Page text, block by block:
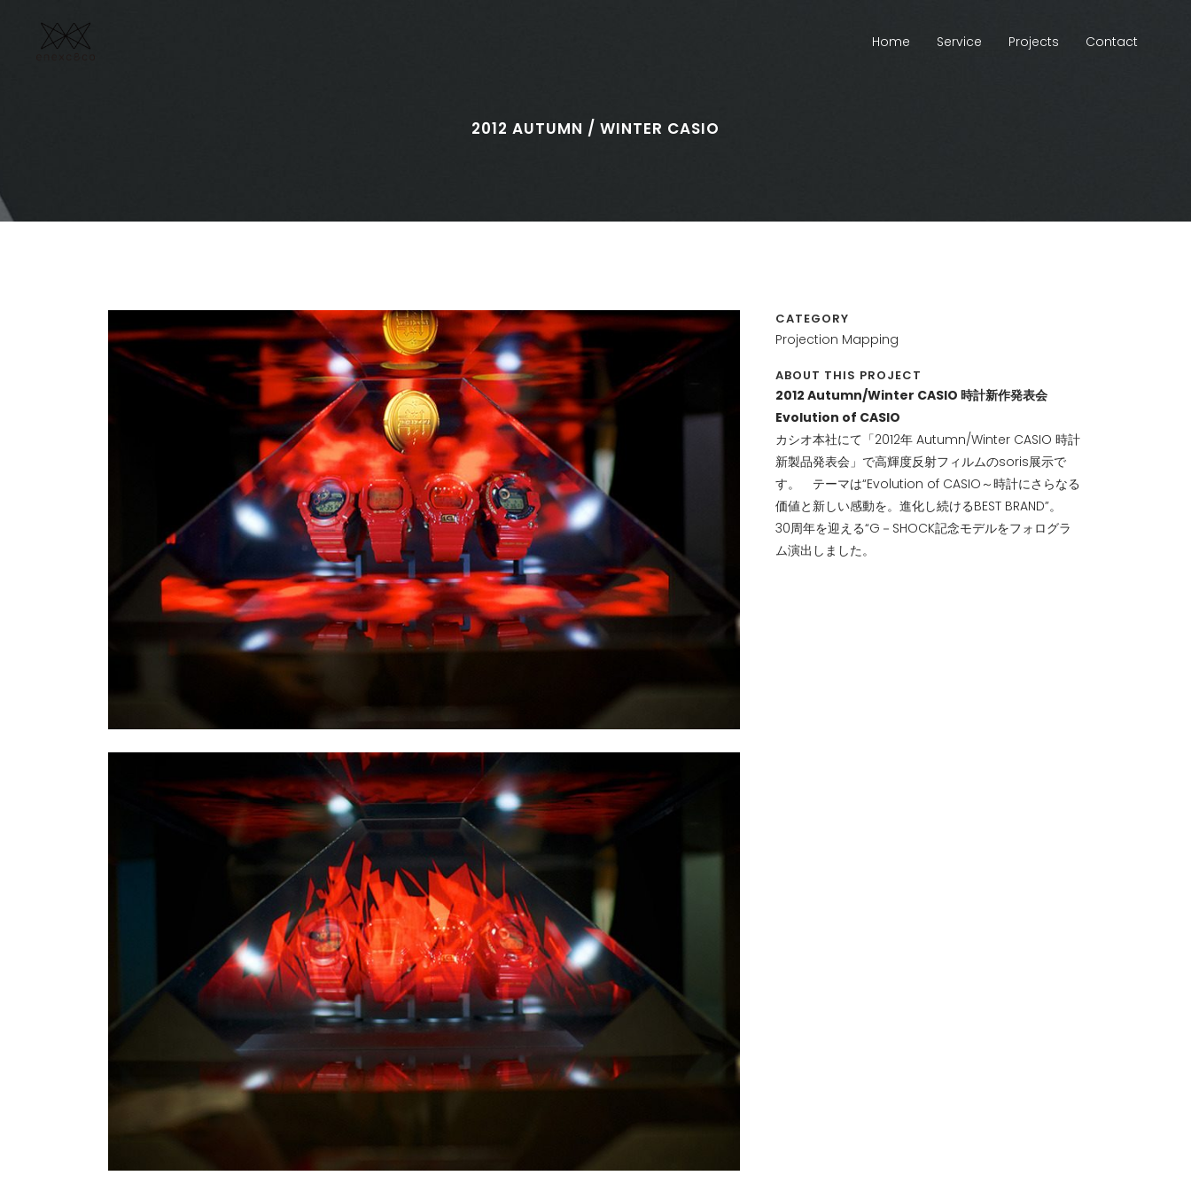
Home Service Projects Contact
2012 AUTUMN / WINTER CASIO
CATEGORY
Projection Mapping
ABOUT THIS PROJECT
2012 Autumn/Winter CASIO 時計新作発表会
Evolution of CASIO
カシオ本社にて「2012年 Autumn/Winter CASIO 時計
新製品発表会」で高輝度反射フィルムのsoris展示で
す。 テーマは“Evolution of CASIO～時計にさらなる
価値と新しい感動を。進化し続けるBEST BRAND”。
30周年を迎える“G－SHOCK記念モデルをフォログラ
ム演出しました。